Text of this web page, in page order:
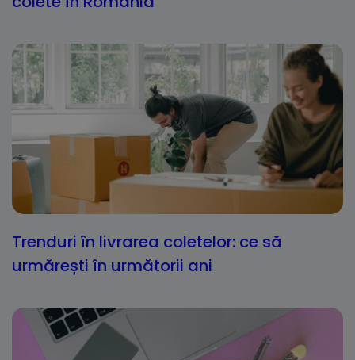
Trenduri în livrarea coletelor: ce să
urmărești în următorii ani